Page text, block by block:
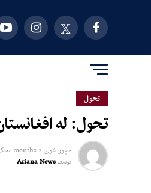
تحول
تحول: له
خپور شوی 2 months مخکي
توسطAriana News